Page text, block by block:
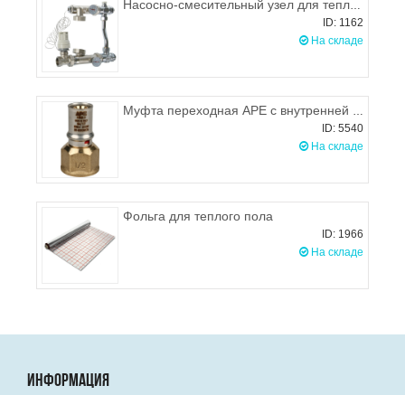
ID: 1162
На складе
ID: 5540
На складе
Фольга для теплого пола
ID: 1966
На складе
ИНФОРМАЦИЯ